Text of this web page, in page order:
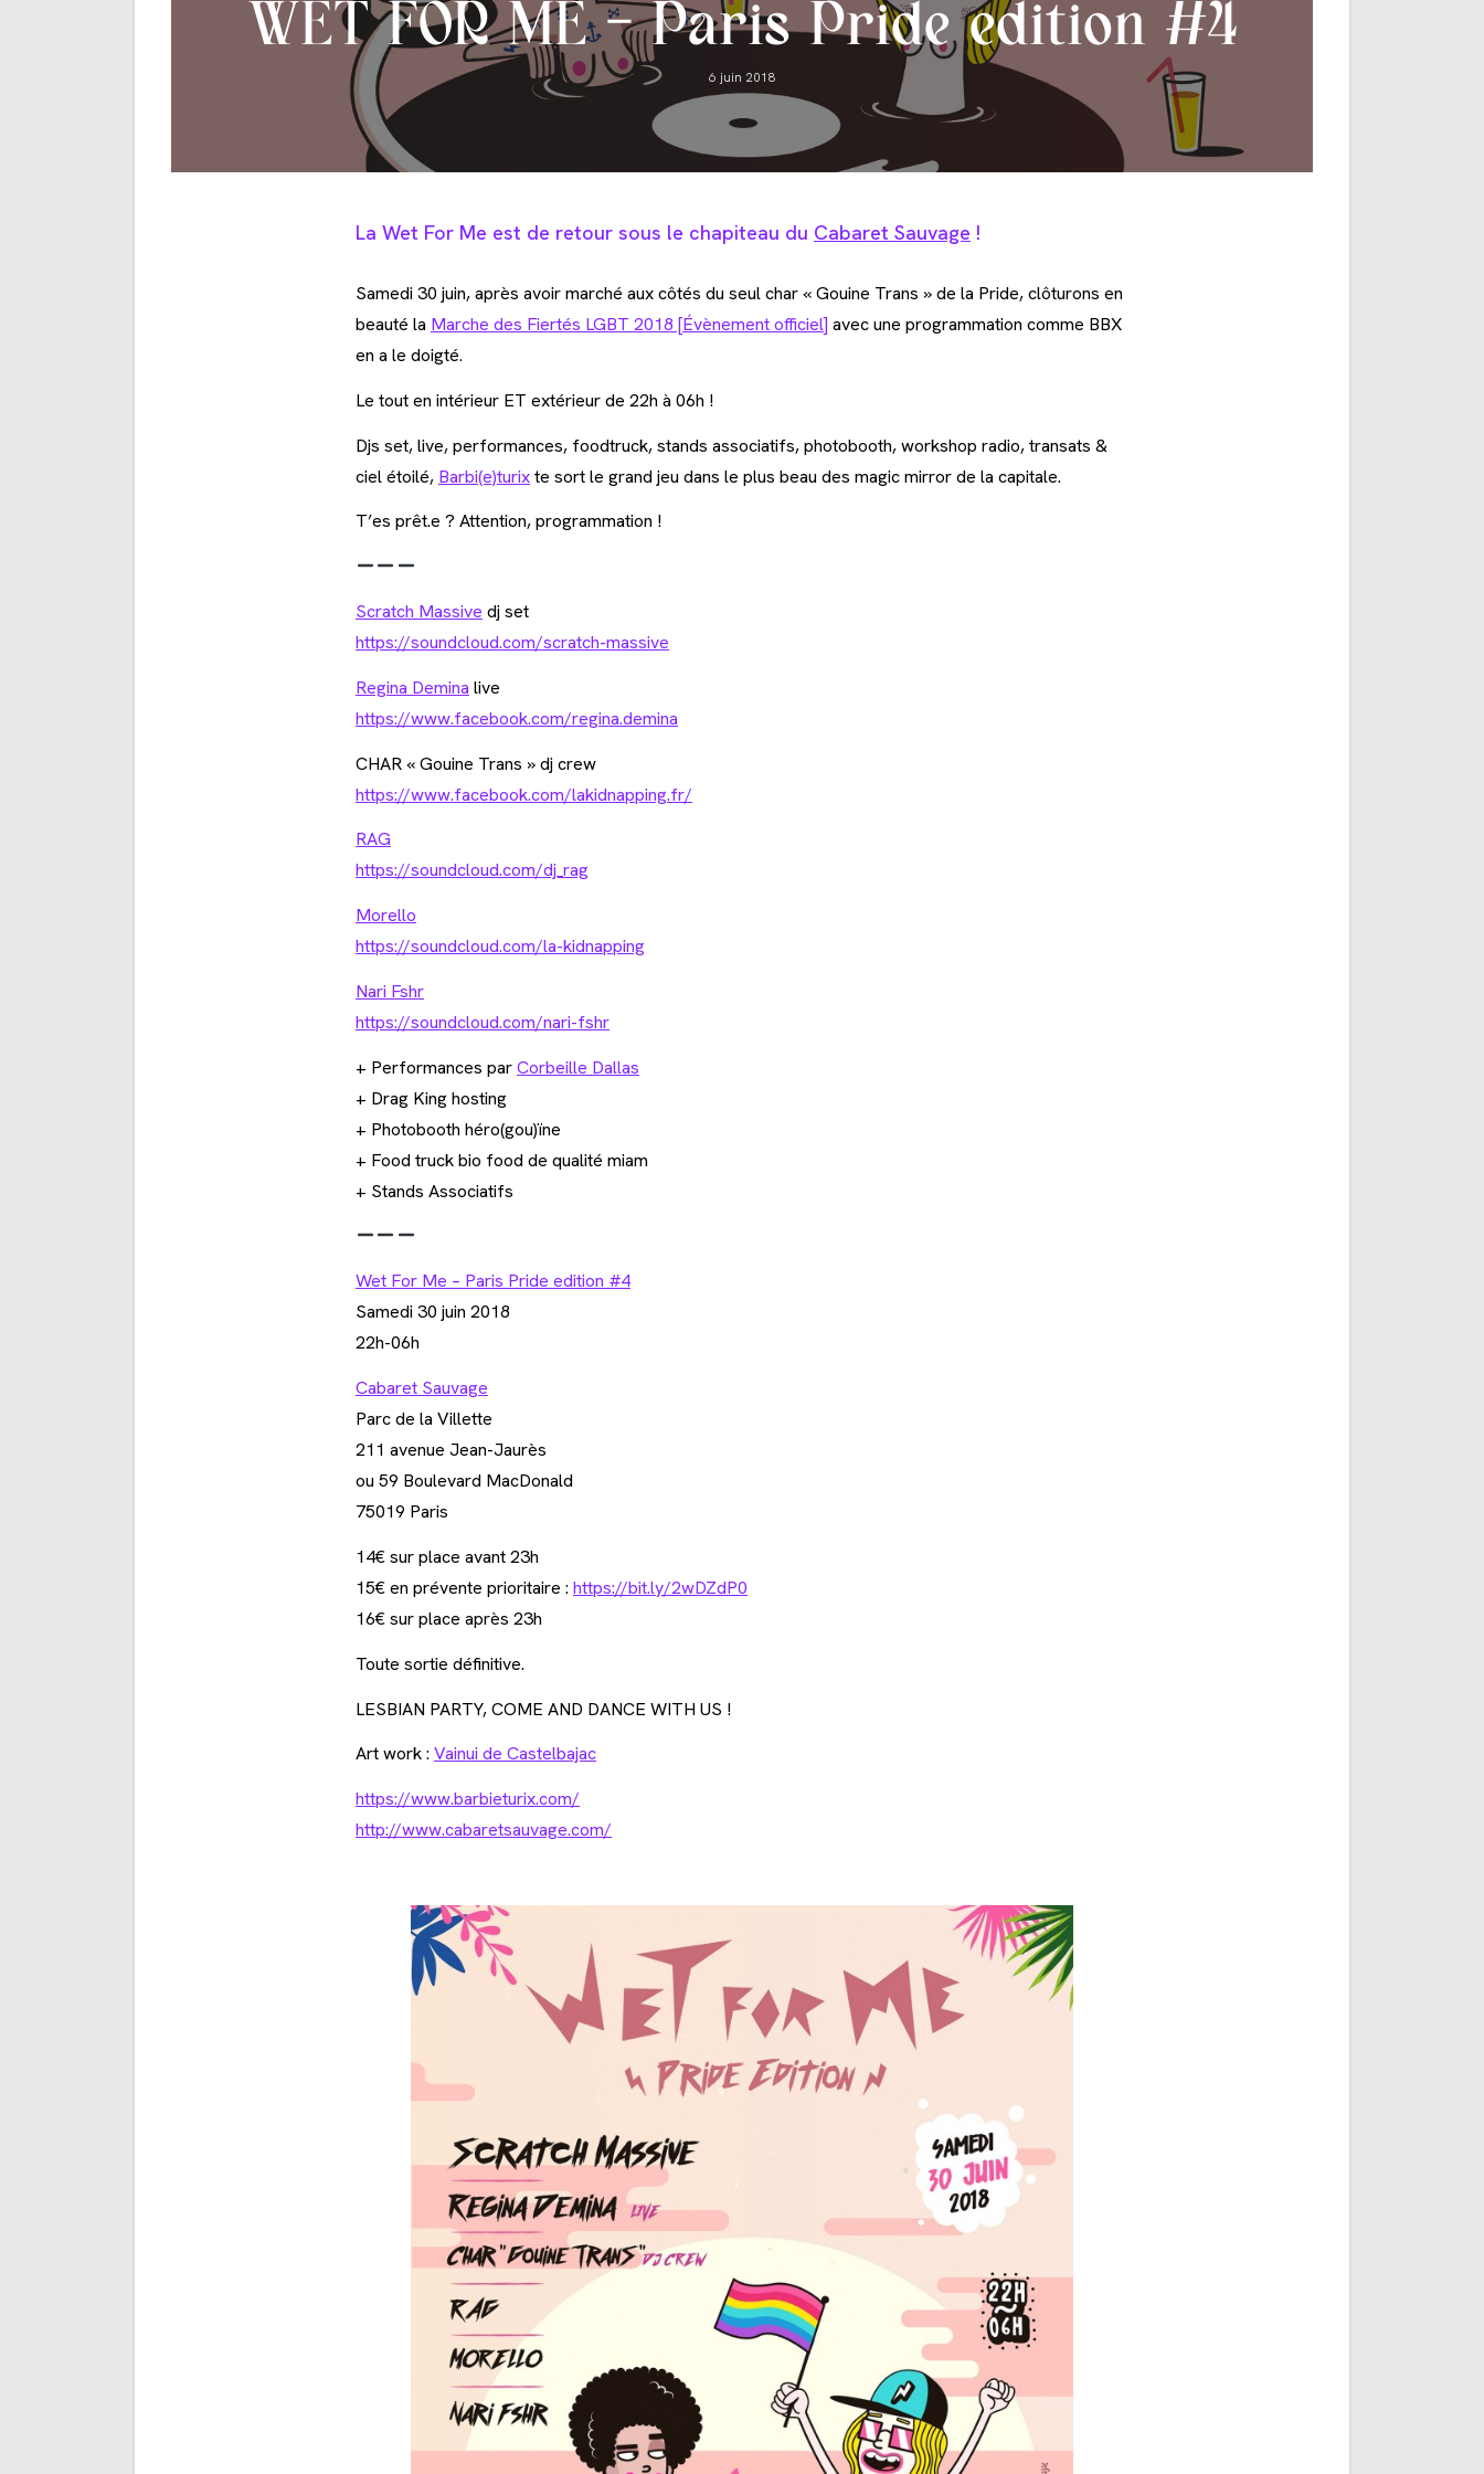
WET FOR ME – Paris Pride edition #4
Post
published:
6 juin 2018
La Wet For Me est de retour sous le chapiteau du Cabaret Sauvage !
Samedi 30 juin, après avoir marché aux côtés du seul char « Gouine Trans » de la Pride, clôturons en
beauté la Marche des Fiertés LGBT 2018 [Évènement officiel] avec une programmation comme BBX
en a le doigté.
Le tout en intérieur ET extérieur de 22h à 06h !
Djs set, live, performances, foodtruck, stands associatifs, photobooth, workshop radio, transats &
ciel étoilé, Barbi(e)turixte sort le grand jeu dans le plus beau des magic mirror de la capitale.
T’es prêt.e ? Attention, programmation !
Scratch Massive dj set
https://soundcloud.com/scratch-massive
Regina Demina live
https://www.facebook.com/regina.demina
CHAR « Gouine Trans » dj crew
https://www.facebook.com/lakidnapping.fr/
RAG
https://soundcloud.com/dj_rag
Morello
https://soundcloud.com/la-kidnapping
Nari Fshr
https://soundcloud.com/nari-fshr
+ Performances parCorbeille Dallas
+ Drag King hosting
+ Photobooth héro(gou)ïne
+ Food truck bio food de qualité miam
+ Stands Associatifs
Wet For Me – Paris Pride edition #4
Samedi 30 juin 2018
22h-06h
Cabaret Sauvage
Parc de la Villette
211 avenue Jean-Jaurès
ou 59 Boulevard MacDonald
75019 Paris
14€ sur place avant 23h
15€ en prévente prioritaire : https://bit.ly/2wDZdP0
16€ sur place après 23h
Toute sortie définitive.
LESBIAN PARTY, COME AND DANCE WITH US !
Art work : Vainui de Castelbajac
https://www.barbieturix.com/
http://www.cabaretsauvage.com/